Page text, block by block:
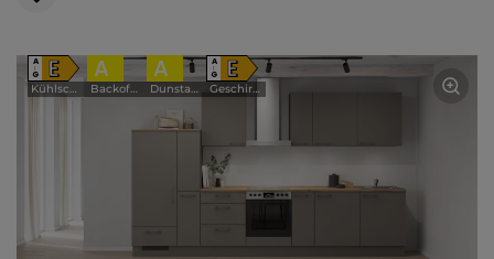
A
↑
G E
Kühlschrank
A
Backofen
A
Dunstabzugshaube
A
↑
G E
Geschirrspüler